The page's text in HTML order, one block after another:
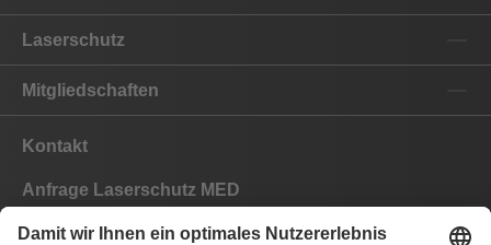
Laserschutz
Mitgliedschaften
Kontakt
Anfrage Laserschutz MED
Anfrage Laserschutz IND